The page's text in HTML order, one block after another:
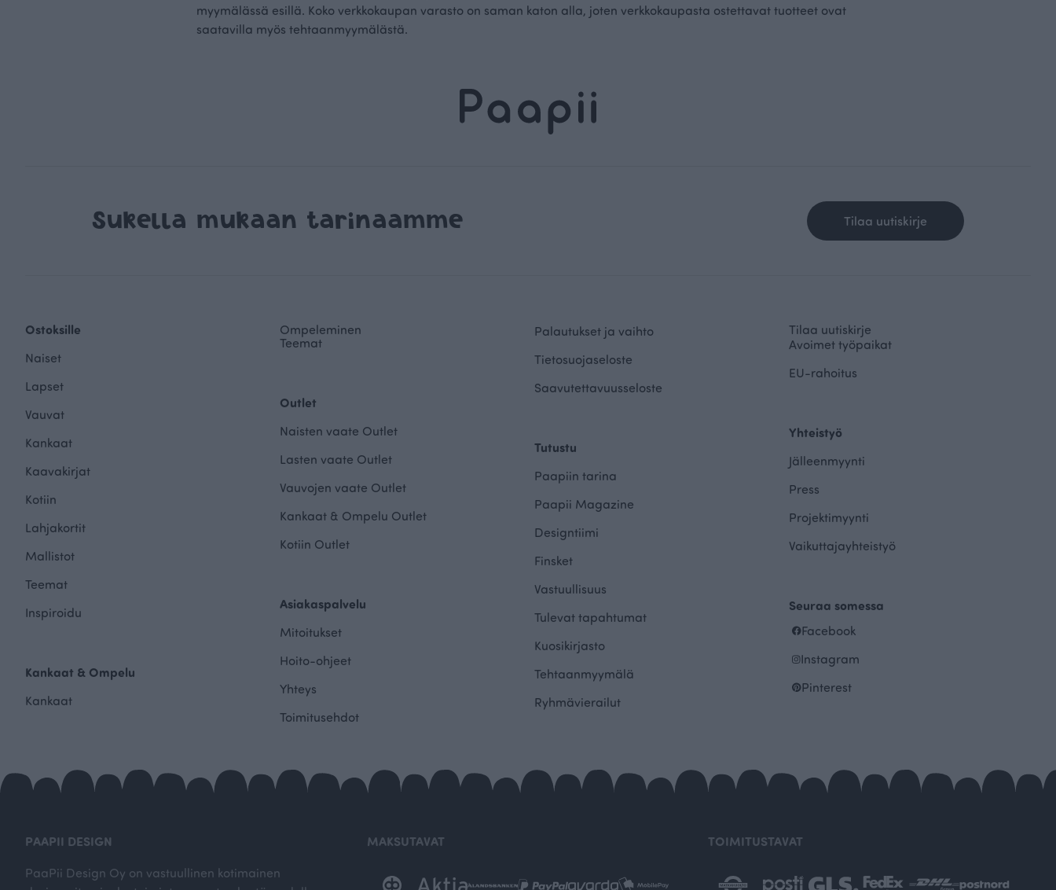
myymälässä esillä. Koko verkkokaupan varasto on saman katon alla, joten verkkokaupasta ostettavat tuotteet ovat
saatavilla myös tehtaanmyymälästä.
Sukella mukaan tarinaamme Tilaa uutiskirje
Ostoksille
Naiset
Lapset
Vauvat
Kankaat
Kaavakirjat
Kotiin
Lahjakortit
Mallistot
Teemat
Inspiroidu
Kankaat & Ompelu
Kankaat
Ompeleminen
Teemat
Outlet
Naisten vaate Outlet
Lasten vaate Outlet
Vauvojen vaate Outlet
Kankaat & Ompelu Outlet
Kotiin Outlet
Asiakaspalvelu
Mitoitukset
Hoito-ohjeet
Yhteys
Toimitusehdot
Palautukset ja vaihto
Tietosuojaseloste
Saavutettavuusseloste
Tutustu
Paapiin tarina
Paapii Magazine
Designtiimi
Finsket
Vastuullisuus
Tulevat tapahtumat
Kuosikirjasto
Tehtaanmyymälä
Ryhmävierailut
Tilaa uutiskirje
Avoimet työpaikat
EU-rahoitus
Yhteistyö
Jälleenmyynti
Press
Projektimyynti
Vaikuttajayhteistyö
Seuraa somessa
Facebook
Instagram
Pinterest
PAAPII DESIGN
PaaPii Design Oy on vastuullinen kotimainen
MAKSUTAVAT TOIMITUSTAVAT